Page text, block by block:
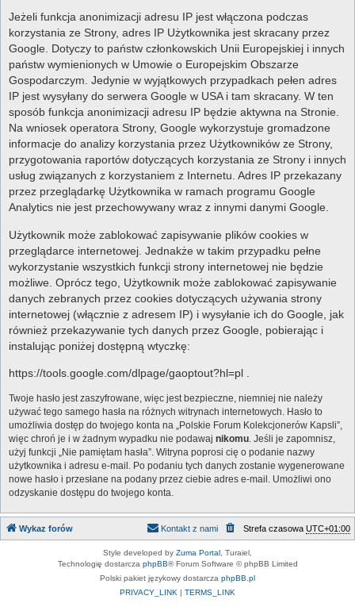
Jeżeli funkcja anonimizacji adresu IP jest włączona podczas
korzystania ze Strony, adres IP Użytkownika jest skracany przez
Google. Dotyczy to państw członkowskich Unii Europejskiej i innych
państw wymienionych w Umowie o Europejskim Obszarze
Gospodarczym. Jedynie w wyjątkowych przypadkach pełen adres
IP jest wysyłany do serwera Google w USA i tam skracany. W ten
sposób funkcja anonimizacji adresu IP będzie aktywna na Stronie.
Na wniosek operatora Strony, Google wykorzystuje gromadzone
informacje do analizy korzystania przez Użytkowników ze Strony,
przygotowania raportów dotyczących korzystania ze Strony i innych
usług związanych z korzystaniem z Internetu. Adres IP przekazany
przez przeglądarkę Użytkownika w ramach programu Google
Analytics nie jest przechowywany wraz z innymi danymi Google.
Użytkownik może zablokować zapisywanie plików cookies w
przeglądarce internetowej. Jednakże w takim przypadku pełne
wykorzystanie wszystkich funkcji strony internetowej nie będzie
możliwe. Oprócz tego, Użytkownik może zablokować zapisywanie
danych zebranych przez cookies dotyczących używania strony
internetowej (włącznie z adresem IP) i wysyłanie ich do Google, jak
również przekazywanie tych danych przez Google, pobierając i
instalując poniżej dostępną wtyczkę:
https://tools.google.com/dlpage/gaoptout?hl=pl .
Twoje hasło jest zaszyfrowane, więc jest bezpieczne, niemniej nie należy
używać tego samego hasła na różnych witrynach internetowych. Hasło to
umożliwia dostęp do twojego konta na „Polskie Forum Kolekcjonerów Kapsli”,
więc chroń je i w żadnym wypadku nie podawaj nikomu. Jeśli je zapomnisz,
użyj funkcji „Nie pamiętam hasła”. Witryna poprosi cię o podanie nazwy
użytkownika i adresu e-mail. Po podaniu tych danych zostanie wygenerowane
nowe hasło i przesłane na podany przez ciebie adres e-mail. Umożliwi ono
odzyskanie dostępu do twojego konta.
Wykaz forów Strefa czasowa UTC+01:00
Kontakt z nami
Style developed by Zuma Portal, Turaiel,
Technologię dostarcza phpBB® Forum Software © phpBB Limited
Polski pakiet językowy dostarcza phpBB.pl
PRIVACY_LINK | TERMS_LINK